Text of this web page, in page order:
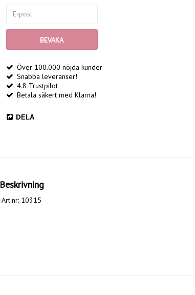
BEVAKA
Över 100.000 nöjda kunder
Snabba leveranser!
4.8 Trustpilot
Betala säkert med Klarna!
DELA
Beskrivning
Art.nr: 10315